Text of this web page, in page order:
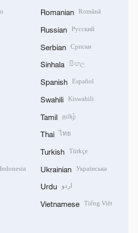
Romanian Română
Russian Русский
Serbian Српски
Sinhala සිංහල
Spanish Español
Swahili Kiswahili
Tamil தமிழ்
Thai ไทย
Turkish Türkçe
Ukrainian Українська
Urdu اردو
Vietnamese Tiếng Việt